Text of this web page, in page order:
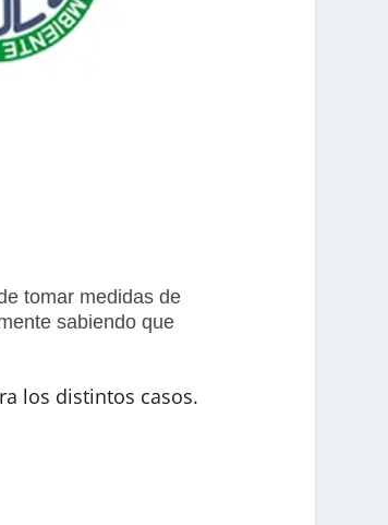
tomar medidas de
sabiendo que
los distintos casos.